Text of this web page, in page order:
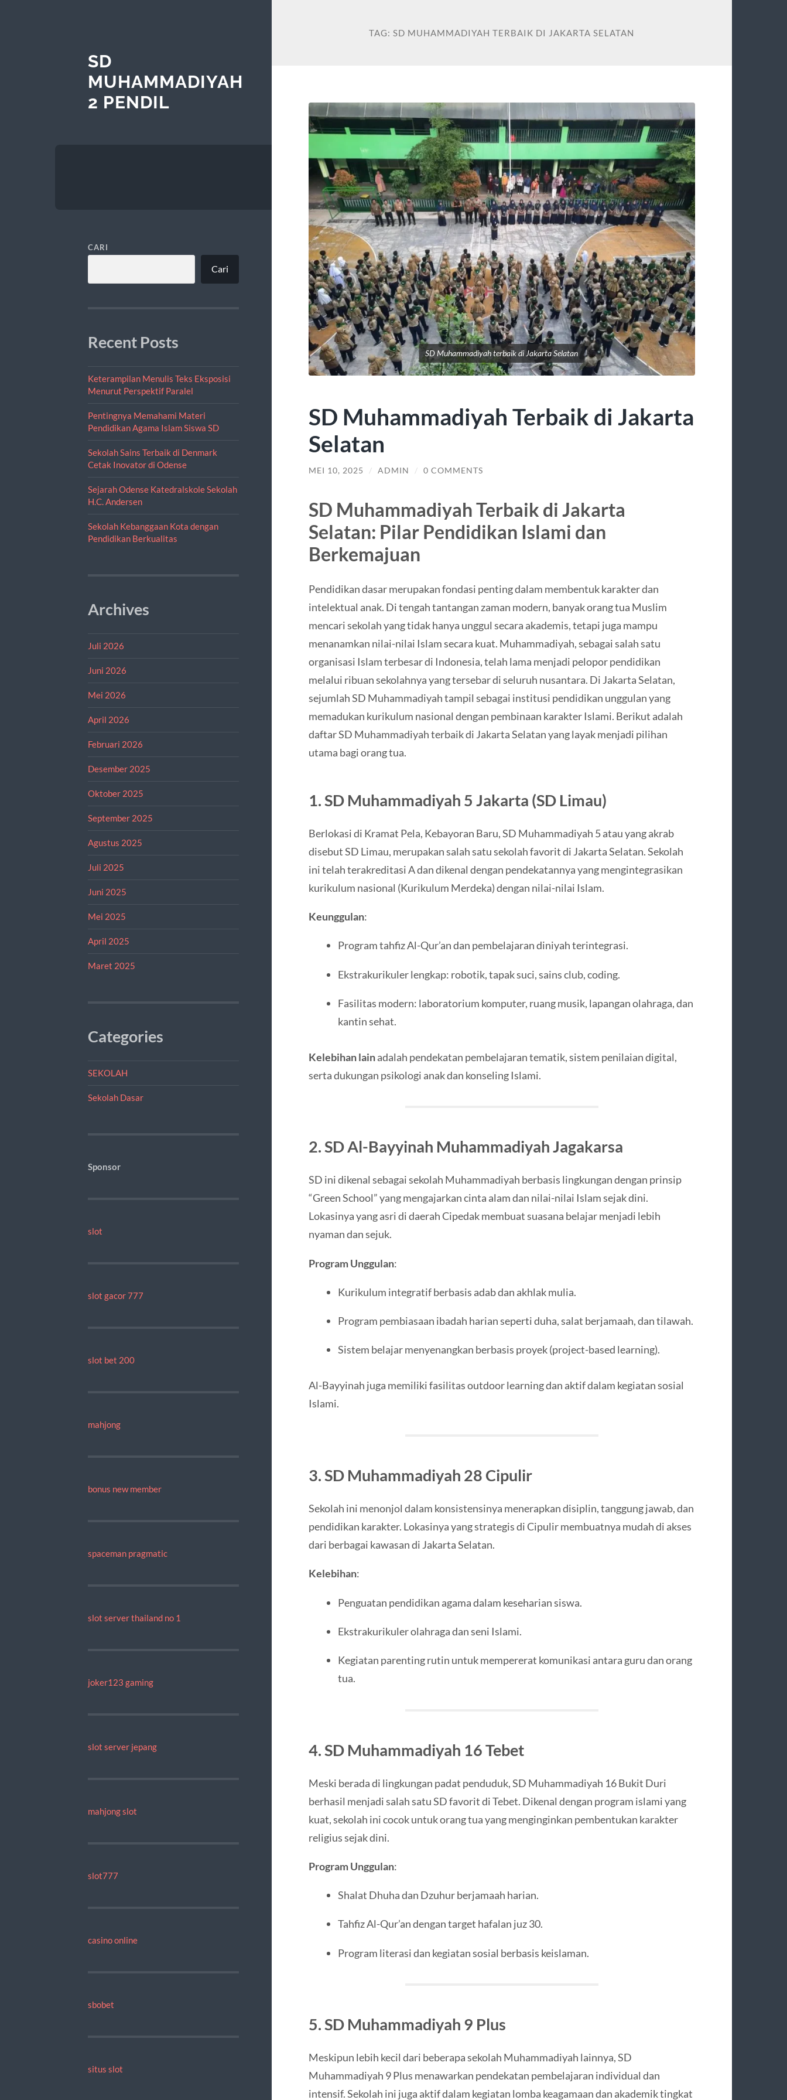
SD
MUHAMMADIYAH
2 PENDIL
CARI
Cari
Recent Posts
Keterampilan Menulis Teks Eksposisi
Menurut Perspektif Paralel
Pentingnya Memahami Materi
Pendidikan Agama Islam Siswa SD
Sekolah Sains Terbaik di Denmark
Cetak Inovator di Odense
Sejarah Odense Katedralskole Sekolah
H.C. Andersen
Sekolah Kebanggaan Kota dengan
Pendidikan Berkualitas
Archives
Juli 2026
Juni 2026
Mei 2026
April 2026
Februari 2026
Desember 2025
Oktober 2025
September 2025
Agustus 2025
Juli 2025
Juni 2025
Mei 2025
April 2025
Maret 2025
Categories
SEKOLAH
Sekolah Dasar
Sponsor
slot
slot gacor 777
slot bet 200
mahjong
bonus new member
spaceman pragmatic
slot server thailand no 1
joker123 gaming
slot server jepang
mahjong slot
slot777
casino online
sbobet
situs slot
TAG:SD MUHAMMADIYAH TERBAIK DI JAKARTA SELATAN
SD Muhammadiyah terbaik di Jakarta Selatan
SD Muhammadiyah Terbaik di Jakarta
Selatan
MEI 10, 2025 / ADMIN / 0 COMMENTS
SD Muhammadiyah Terbaik di Jakarta
Selatan: Pilar Pendidikan Islami dan
Berkemajuan
Pendidikan dasar merupakan fondasi penting dalam membentuk karakter dan
intelektual anak. Di tengah tantangan zaman modern, banyak orang tua Muslim
mencari sekolah yang tidak hanya unggul secara akademis, tetapi juga mampu
menanamkan nilai-nilai Islam secara kuat. Muhammadiyah, sebagai salah satu
organisasi Islam terbesar di Indonesia, telah lama menjadi pelopor pendidikan
melalui ribuan sekolahnya yang tersebar di seluruh nusantara. Di Jakarta Selatan,
sejumlah SD Muhammadiyah tampil sebagai institusi pendidikan unggulan yang
memadukan kurikulum nasional dengan pembinaan karakter Islami. Berikut adalah
daftar SD Muhammadiyah terbaik di Jakarta Selatan yang layak menjadi pilihan
utama bagi orang tua.
1.SD Muhammadiyah 5 Jakarta (SD Limau)
Berlokasi di Kramat Pela, Kebayoran Baru, SD Muhammadiyah 5 atau yang akrab
disebut SD Limau, merupakan salah satu sekolah favorit di Jakarta Selatan. Sekolah
ini telah terakreditasi A dan dikenal dengan pendekatannya yang mengintegrasikan
kurikulum nasional (Kurikulum Merdeka) dengan nilai-nilai Islam.
Keunggulan:
Program tahfiz Al-Qur’an dan pembelajaran diniyah terintegrasi.
Ekstrakurikuler lengkap: robotik, tapak suci, sains club, coding.
Fasilitas modern: laboratorium komputer, ruang musik, lapangan olahraga, dan
kantin sehat.
Kelebihan lainadalah pendekatan pembelajaran tematik, sistem penilaian digital,
serta dukungan psikologi anak dan konseling Islami.
2.SD Al-Bayyinah Muhammadiyah Jagakarsa
SD ini dikenal sebagai sekolah Muhammadiyah berbasis lingkungan dengan prinsip
“Green School” yang mengajarkan cinta alam dan nilai-nilai Islam sejak dini.
Lokasinya yang asri di daerah Cipedak membuat suasana belajar menjadi lebih
nyaman dan sejuk.
Program Unggulan:
Kurikulum integratif berbasis adab dan akhlak mulia.
Program pembiasaan ibadah harian seperti duha, salat berjamaah, dan tilawah.
Sistem belajar menyenangkan berbasis proyek (project-based learning).
Al-Bayyinah juga memiliki fasilitas outdoor learning dan aktif dalam kegiatan sosial
Islami.
3.SD Muhammadiyah 28 Cipulir
Sekolah ini menonjol dalam konsistensinya menerapkan disiplin, tanggung jawab, dan
pendidikan karakter. Lokasinya yang strategis di Cipulir membuatnya mudah di akses
dari berbagai kawasan di Jakarta Selatan.
Kelebihan:
Penguatan pendidikan agama dalam keseharian siswa.
Ekstrakurikuler olahraga dan seni Islami.
Kegiatan parenting rutin untuk mempererat komunikasi antara guru dan orang
tua.
4.SD Muhammadiyah 16 Tebet
Meski berada di lingkungan padat penduduk, SD Muhammadiyah 16 Bukit Duri
berhasil menjadi salah satu SD favorit di Tebet. Dikenal dengan program islami yang
kuat, sekolah ini cocok untuk orang tua yang menginginkan pembentukan karakter
religius sejak dini.
Program Unggulan:
Shalat Dhuha dan Dzuhur berjamaah harian.
Tahfiz Al-Qur’an dengan target hafalan juz 30.
Program literasi dan kegiatan sosial berbasis keislaman.
5.SD Muhammadiyah 9 Plus
Meskipun lebih kecil dari beberapa sekolah Muhammadiyah lainnya, SD
Muhammadiyah 9 Plus menawarkan pendekatan pembelajaran individual dan
intensif. Sekolah ini juga aktif dalam kegiatan lomba keagamaan dan akademik tingkat